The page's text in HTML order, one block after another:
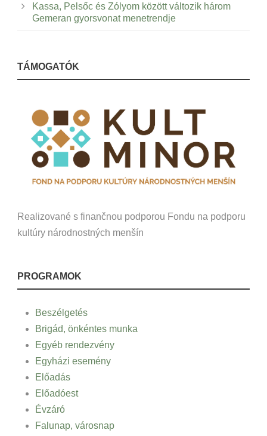
Kassa, Pelsőc és Zólyom között változik három
Gemeran gyorsvonat menetrendje
TÁMOGATÓK
Realizované s finančnou podporou Fondu na podporu
kultúry národnostných menšín
PROGRAMOK
Beszélgetés
Brigád, önkéntes munka
Egyéb rendezvény
Egyházi esemény
Előadás
Előadóest
Évzáró
Falunap, városnap